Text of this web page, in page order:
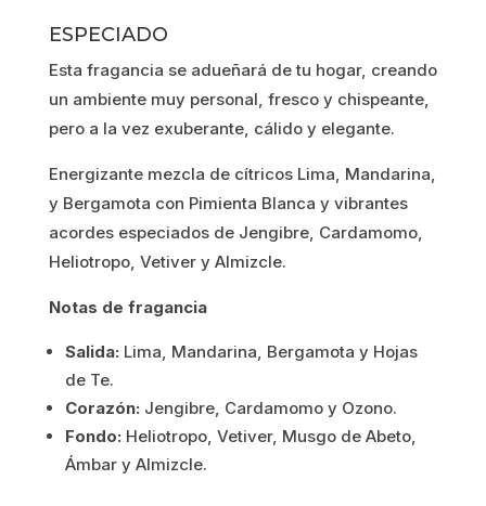
era:
1.03€.
es:
0.82€.
ESPECIADO
Esta fragancia se adueñará de tu hogar, creando
un ambiente muy personal, fresco y chispeante,
pero a la vez exuberante, cálido y elegante.
Energizante mezcla de cítricos Lima, Mandarina,
y Bergamota con Pimienta Blanca y vibrantes
acordes especiados de Jengibre, Cardamomo,
Heliotropo, Vetiver y Almizcle.
Notas de fragancia
Salida: Lima, Mandarina, Bergamota y Hojas
de Te.
Corazón: Jengibre, Cardamomo y Ozono.
Fondo: Heliotropo, Vetiver, Musgo de Abeto,
Ámbar y Almizcle.